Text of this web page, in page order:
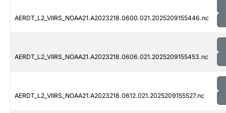
AERDT_L2_VIIRS_NOAA21.A2023218.0600.021.2025209155446.nc
AERDT_L2_VIIRS_NOAA21.A2023218.0606.021.2025209155453.nc
AERDT_L2_VIIRS_NOAA21.A2023218.0612.021.2025209155527.nc